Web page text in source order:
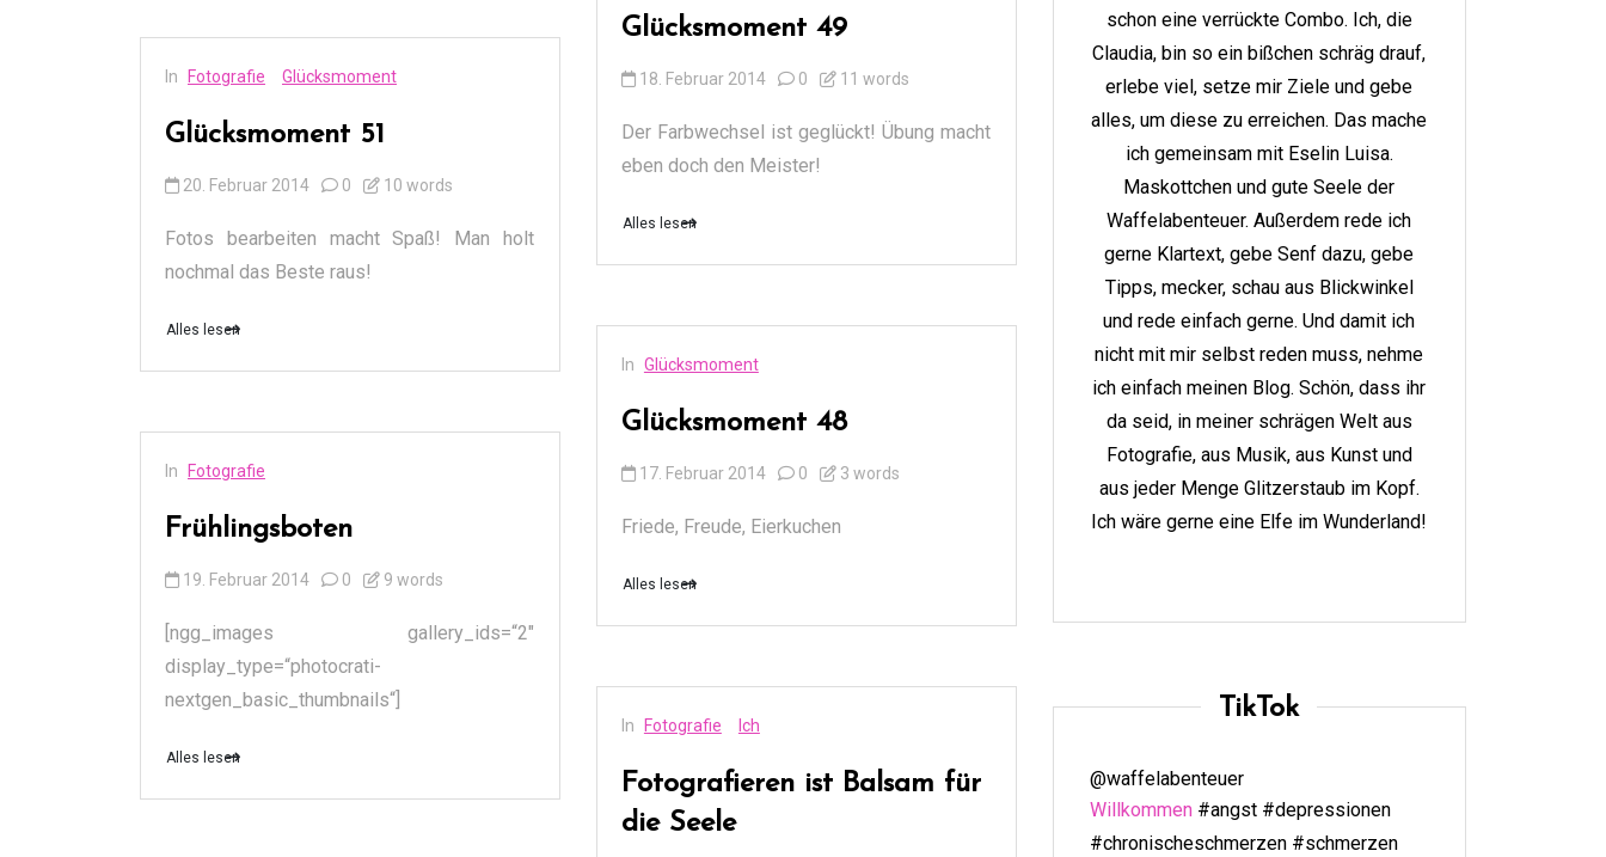
In Fotografie Glücksmoment
Glücksmoment 51
20. Februar 2014 0 10 words
Fotos bearbeiten macht Spaß! Man holt
nochmal das Beste raus!
Alles lesen
In Fotografie
Frühlingsboten
19. Februar 2014 0 9 words
[ngg_images gallery_ids=“2″
display_type=“photocrati-
nextgen_basic_thumbnails“]
Alles lesen
Glücksmoment 49
18. Februar 2014 0 11 words
Der Farbwechsel ist geglückt! Übung macht
eben doch den Meister!
Alles lesen
In Glücksmoment
Glücksmoment 48
17. Februar 2014 0 3 words
Friede, Freude, Eierkuchen
Alles lesen
In Fotografie Ich
Fotografieren ist Balsam für
die Seele
schon eine verrückte Combo. Ich, die
Claudia, bin so ein bißchen schräg drauf,
erlebe viel, setze mir Ziele und gebe
alles, um diese zu erreichen. Das mache
ich gemeinsam mit Eselin Luisa.
Maskottchen und gute Seele der
Waffelabenteuer. Außerdem rede ich
gerne Klartext, gebe Senf dazu, gebe
Tipps, mecker, schau aus Blickwinkel
und rede einfach gerne. Und damit ich
nicht mit mir selbst reden muss, nehme
ich einfach meinen Blog. Schön, dass ihr
da seid, in meiner schrägen Welt aus
Fotografie, aus Musik, aus Kunst und
aus jeder Menge Glitzerstaub im Kopf.
Ich wäre gerne eine Elfe im Wunderland!
TikTok
@waffelabenteuer
Willkommen #angst #depressionen
#chronischeschmerzen #schmerzen